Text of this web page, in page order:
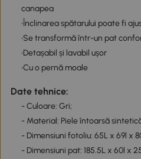
canapea
•Înclinarea spătarului poate fi
•Se transformă într-un pat
•Detașabil și lavabil ușor
•Cu o pernă moale
Date tehnice:
- Culoare: Gri;
- Material: Piele întoarsă
- Dimensiuni fotoliu: 65L x 69l x
- Dimensiuni pat: 185.5L x 60l x